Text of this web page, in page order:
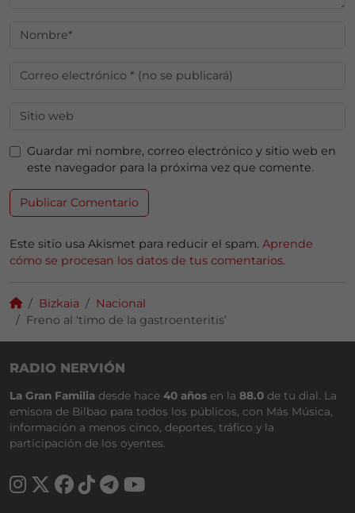
Guardar mi nombre, correo electrónico y sitio web en
este navegador para la próxima vez que comente.
Este sitio usa Akismet para reducir el spam. Aprende
cómo se procesan los datos de tus comentarios.
Bizkaia
Nacional
Freno al ‘timo de la gastroenteritis’
RADIO NERVIÓN
La Gran Familia desde hace 40 años en la 88.0 de tu dial. La
emisora de Bilbao para todos los públicos, con Más Música,
información a menos cinco, deportes, tráfico y la
participación de los oyentes.